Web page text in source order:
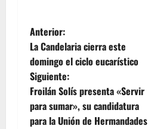
N
a
v
e
Anterior:
La Candelaria cierra este
domingo el ciclo eucarístico
Siguiente:
Froilán Solís presenta «Servir
para sumar», su candidatura
para la Unión de Hermandades